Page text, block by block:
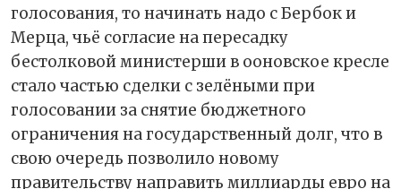
голосования, то начинать надо с Бербок и
Мерца, чьё согласие на пересадку
бестолковой министерши в ооновское кресле
стало частью сделки с зелёными при
голосовании за снятие бюджетного
ограничения на государственный долг, что в
свою очередь позволило новому
правительству направить миллиарды евро на